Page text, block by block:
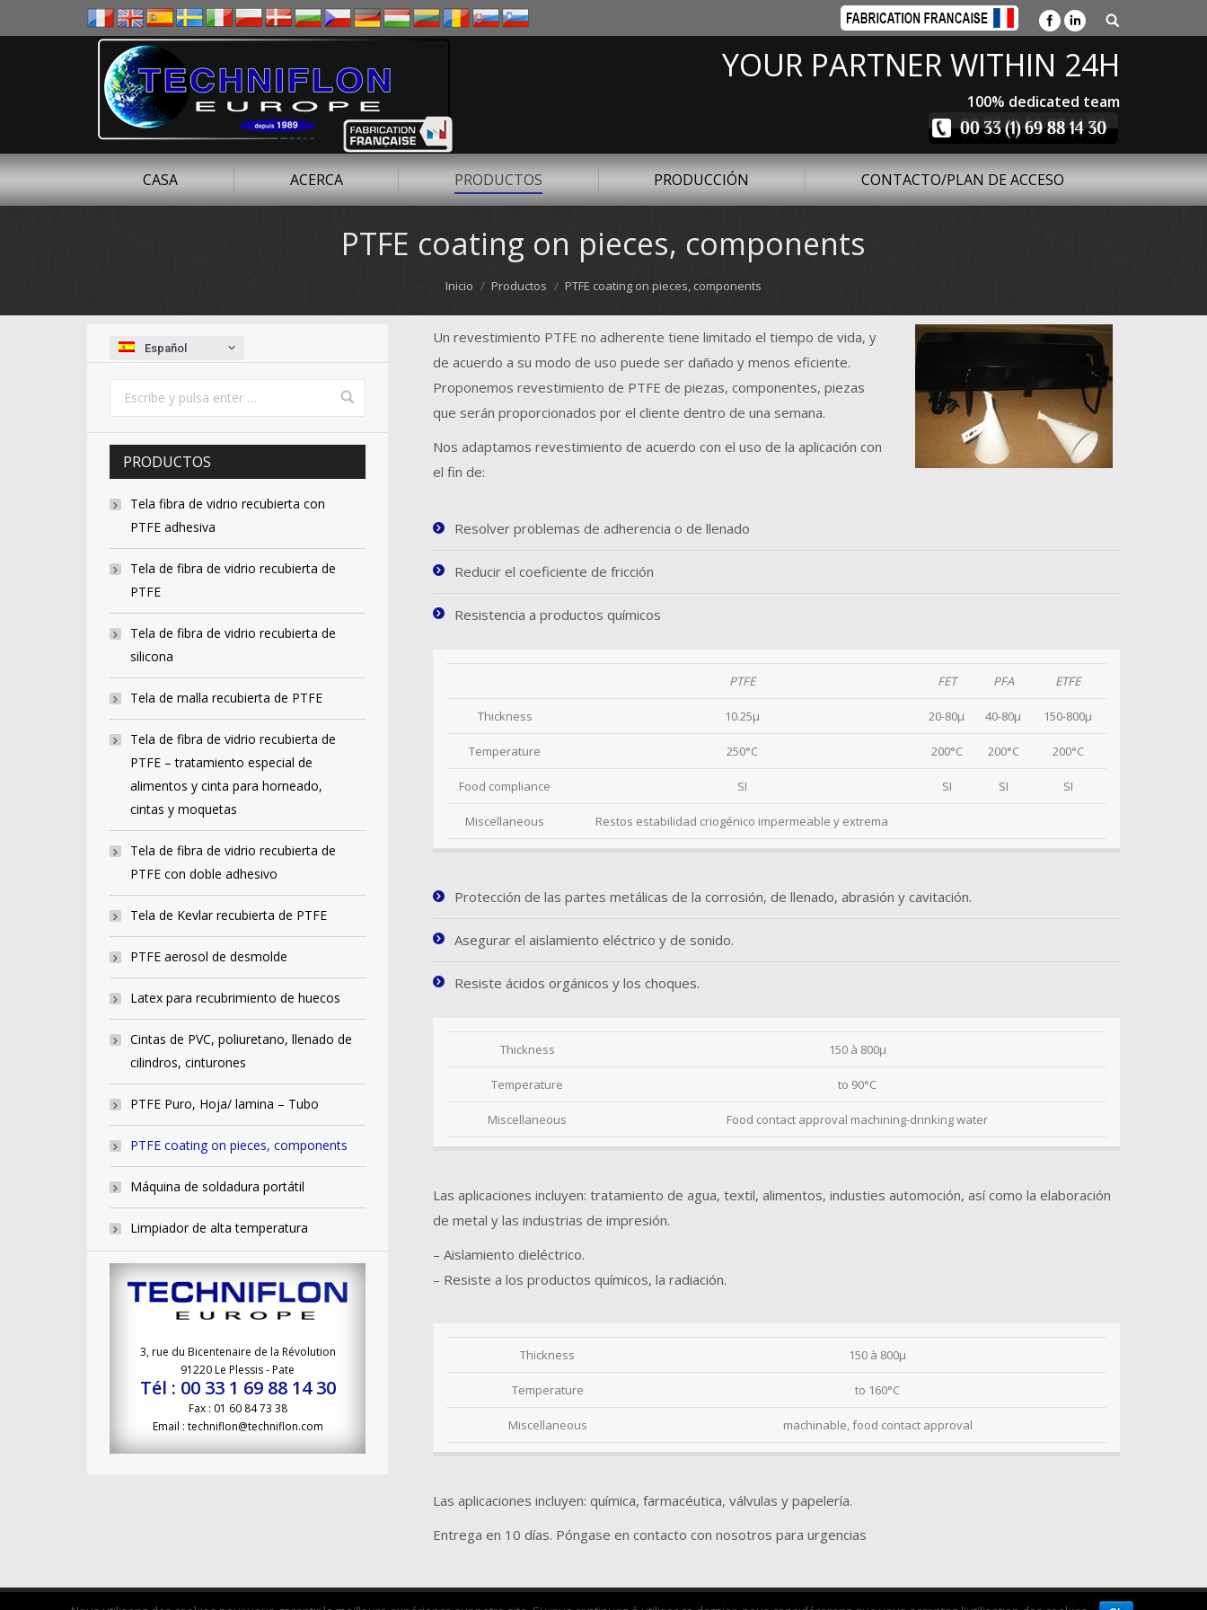
YOUR PARTNER WITHIN 24H
100% dedicated team
CASA ACERCA PRODUCTOS PRODUCCIÓN CONTACTO/PLAN DE ACCESO
PTFE coating on pieces, components
Inicio Productos PTFE coating on pieces, components
Un revestimiento PTFE no adherente tiene limitado el tiempo de vida, y
de acuerdo a su modo de uso puede ser dañado y menos eficiente.
Proponemos revestimiento de PTFE de piezas, componentes, piezas
que serán proporcionados por el cliente dentro de una semana.
Nos adaptamos revestimiento de acuerdo con el uso de la aplicación con
el fin de:
Resolver problemas de adherencia o de llenado
Reducir el coeficiente de fricción
Resistencia a productos químicos
PTFE FET PFA ETFE
Thickness 10.25µ 20-80µ 40-80µ 150-800µ
Temperature 250°C 200°C 200°C 200°C
Food compliance SI SI SI SI
Miscellaneous Restos estabilidad criogénico impermeable y extrema
Protección de las partes metálicas de la corrosión, de llenado, abrasión y cavitación.
Asegurar el aislamiento eléctrico y de sonido.
Resiste ácidos orgánicos y los choques.
Thickness 150 à 800µ
Temperature to 90°C
Miscellaneous Food contact approval machining-drinking water
Las aplicaciones incluyen: tratamiento de agua, textil, alimentos, industies automoción, así como la elaboración
de metal y las industrias de impresión.
– Aislamiento dieléctrico.
– Resiste a los productos químicos, la radiación.
Thickness 150 à 800µ
Temperature to 160°C
Miscellaneous machinable, food contact approval
Las aplicaciones incluyen: química, farmacéutica, válvulas y papelería.
Entrega en 10 días. Póngase en contacto con nosotros para urgencias
Español
PRODUCTOS
Tela fibra de vidrio recubierta con
PTFE adhesiva
Tela de fibra de vidrio recubierta de
PTFE
Tela de fibra de vidrio recubierta de
silicona
Tela de malla recubierta de PTFE
Tela de fibra de vidrio recubierta de
PTFE – tratamiento especial de
alimentos y cinta para horneado,
cintas y moquetas
Tela de fibra de vidrio recubierta de
PTFE con doble adhesivo
Tela de Kevlar recubierta de PTFE
PTFE aerosol de desmolde
Latex para recubrimiento de huecos
Cintas de PVC, poliuretano, llenado de
cilindros, cinturones
PTFE Puro, Hoja/ lamina – Tubo
PTFE coating on pieces, components
Máquina de soldadura portátil
Limpiador de alta temperatura
3, rue du Bicentenaire de la Révolution
91220 Le Plessis - Pate
Tél : 00 33 1 69 88 14 30
Fax : 01 60 84 73 38
Email : techniflon@techniflon.com